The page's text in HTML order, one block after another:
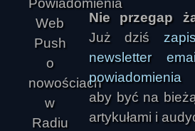
Nie przegap
Już dziś
newsletter
aby być na
artykułami i